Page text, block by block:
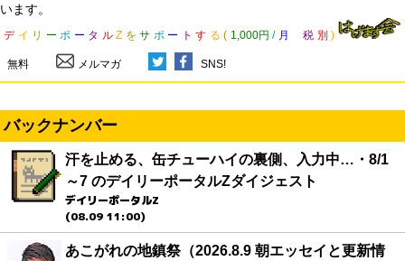
います。
デ イ リ ー ポ ー タ ル Z を サ ポ ー ト す る ( 1,000円 / 月 税 別 )
無料 メルマガ SNS!
バックナンバー
汗を止める、缶チューハイの裏側、入力中…・8/1
～7 のデイリーポータルZダイジェスト
デイリーポータルZ
(08.09 11:00)
あこがれの地鎮祭（2026.8.9 朝エッセイと更新情